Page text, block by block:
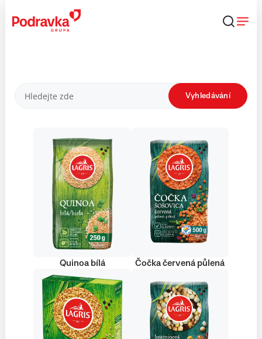
obsahu
Produkty Vyhledávání
Quinoa bílá Čočka červená půlená